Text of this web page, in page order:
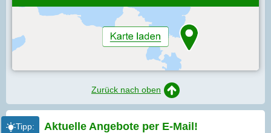
Zurück nach oben
Tipp: Aktuelle Angebote per E-Mail!